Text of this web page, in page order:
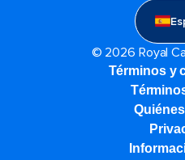
© 2026 Royal
Términos y